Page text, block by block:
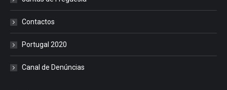
Contactos
Portugal 2020
Canal de Denúncias